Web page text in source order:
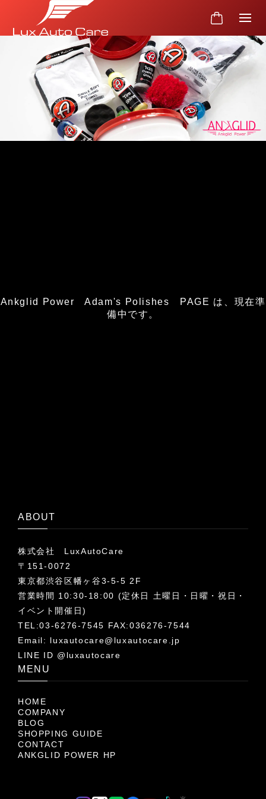
Ankglid Power Adam's Polishes PAGE は、現在準
備中です。
ABOUT
株式会社 LuxAutoCare
〒151-0072
東京都渋谷区幡ヶ谷3-5-5 2F
営業時間 10:30-18:00 (定休日 土曜日・日曜・祝日・
イベント開催日)
TEL:03-6276-7545 FAX:036276-7544
Email: luxautocare@luxautocare.jp
LINE ID @luxautocare
MENU
HOME
COMPANY
BLOG
SHOPPING GUIDE
CONTACT
ANKGLID POWER HP